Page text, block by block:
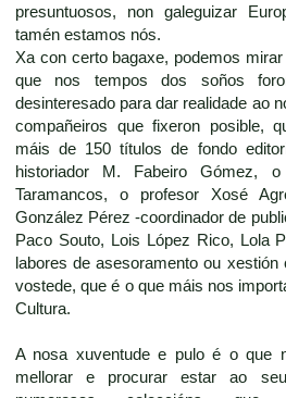
presuntuosos, non galeguizar
tamén estamos nós.
Xa con certo bagaxe, podemos
que nos tempos dos soños
desinteresado para dar realidade ao
compañeiros que fixeron posible,
máis de 150 títulos de fondo
historiador M. Fabeiro Gómez,
Taramancos, o profesor Xosé
González Pérez -coordinador de
Paco Souto, Lois López Rico, Lola
labores de asesoramento ou
vostede, que é o que máis nos
Cultura.
A nosa xuventude e pulo é o que
mellorar e procurar estar ao